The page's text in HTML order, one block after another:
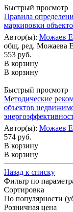
Быстрый просмотр
Правила
маркировки
Автор(ы): Можаев
общ. ред. Можаева
553 руб.
В корзину
В корзину
Быстрый просмотр
Методические
объектов
Автор(ы): Можаев
574 руб.
В корзину
В корзину
Назад к списку
Фильтр по
Сортировка
По популярности
Розничная цена